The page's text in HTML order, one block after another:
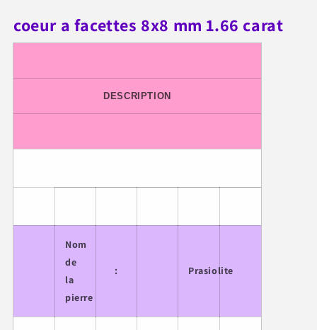
coeur a facettes 8x8 mm 1.66 carat
DESCRIPTION
Nom
de
la
pierre
: Prasiolite